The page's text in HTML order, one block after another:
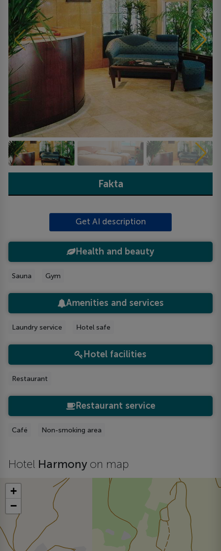
Fakta
Get AI description
Health and beauty
Sauna Gym
Amenities and services
Laundry service Hotel safe
Hotel facilities
Restaurant
Restaurant service
Café Non-smoking area
Hotel Harmony on map
+
−